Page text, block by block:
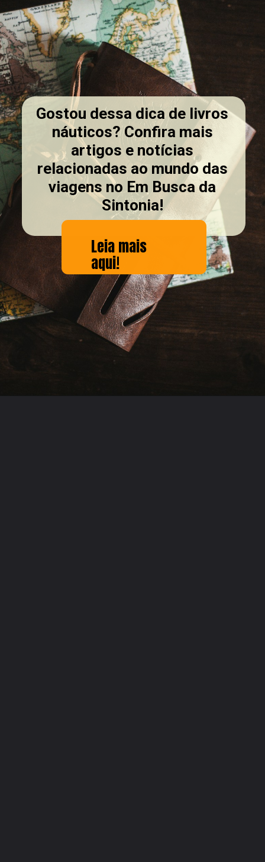
Gostou dessa dica de livros
náuticos? Confira mais
artigos e notícias
relacionadas ao mundo das
viagens no Em Busca da
Sintonia!
Leia mais
aqui!